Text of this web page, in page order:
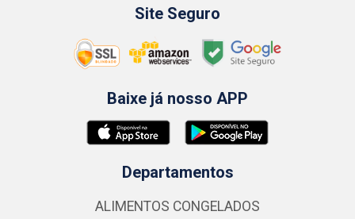
Site Seguro
Baixe já nosso APP
Departamentos
ALIMENTOS CONGELADOS